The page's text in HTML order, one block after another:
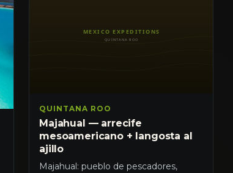
QUINTANA ROO
Majahual — arrecife
mesoamericano + langosta al
ajillo
Majahual: pueblo de pescadores,